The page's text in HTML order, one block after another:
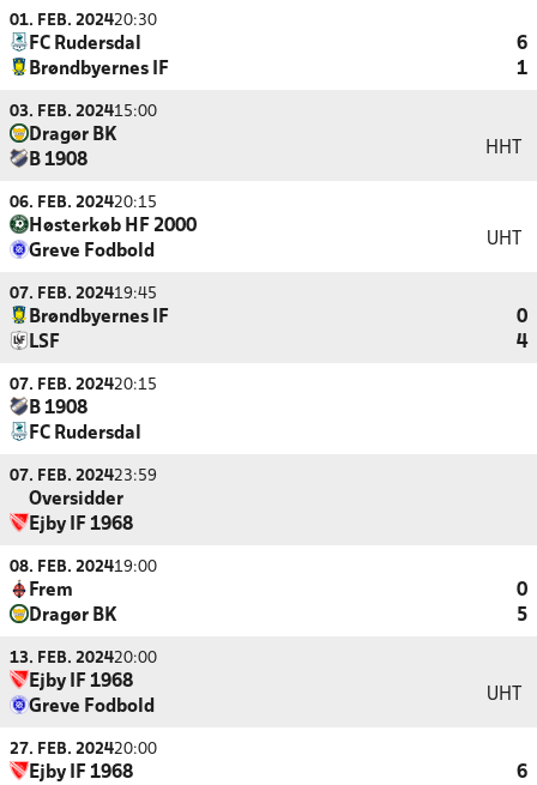
01. FEB. 202420:30
FC Rudersdal
6
Brøndbyernes IF
1
03. FEB. 202415:00
Dragør BK
B 1908
HHT
06. FEB. 202420:15
Høsterkøb HF 2000
Greve Fodbold
UHT
07. FEB. 202419:45
Brøndbyernes IF
0
LSF
4
07. FEB. 202420:15
B 1908
FC Rudersdal
07. FEB. 202423:59
Oversidder
Ejby IF 1968
08. FEB. 202419:00
Frem
0
Dragør BK
5
13. FEB. 202420:00
Ejby IF 1968
Greve Fodbold
UHT
27. FEB. 202420:00
Ejby IF 1968
6